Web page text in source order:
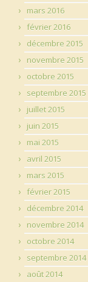
mars 2016
février 2016
décembre 2015
novembre 2015
octobre 2015
septembre 2015
juillet 2015
juin 2015
mai 2015
avril 2015
mars 2015
février 2015
décembre 2014
novembre 2014
octobre 2014
septembre 2014
août 2014